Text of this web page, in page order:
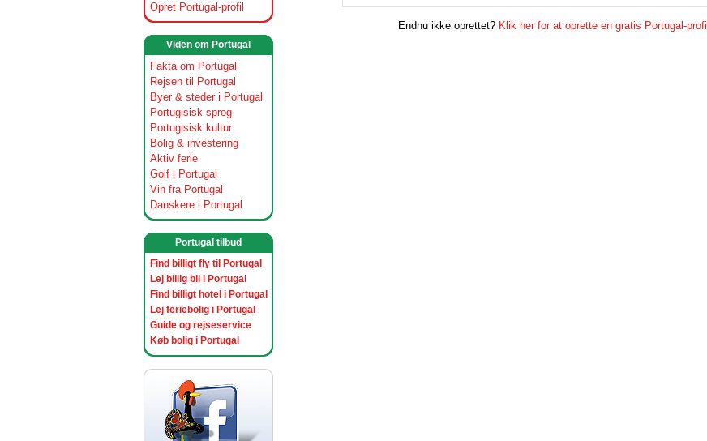
Opret Portugal-profil
Viden om Portugal
Fakta om Portugal
Rejsen til Portugal
Byer & steder i Portugal
Portugisisk sprog
Portugisisk kultur
Bolig & investering
Aktiv ferie
Golf i Portugal
Vin fra Portugal
Danskere i Portugal
Portugal tilbud
Find billigt fly til Portugal
Lej billig bil i Portugal
Find billigt hotel i Portugal
Lej feriebolig i Portugal
Guide og rejseservice
Køb bolig i Portugal
Endnu ikke oprettet? Klik her for at oprette en gratis Portugal-profil